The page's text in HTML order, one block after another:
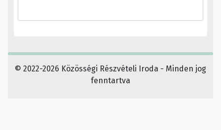
© 2022-2026 Közösségi Részvételi Iroda - Minden jog
fenntartva